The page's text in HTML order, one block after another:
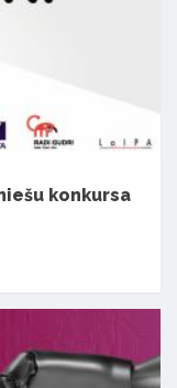
konkursa